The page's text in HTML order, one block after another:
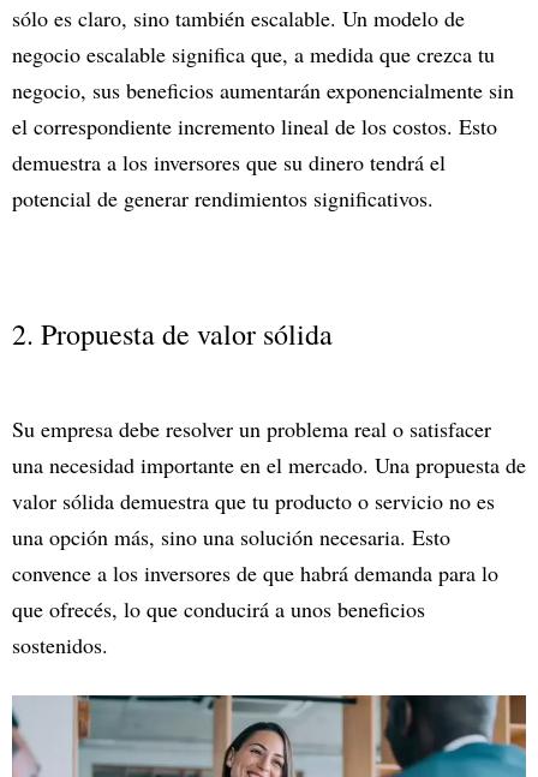
sólo es claro, sino también escalable. Un modelo de
negocio escalable significa que, a medida que crezca tu
negocio, sus beneficios aumentarán exponencialmente sin
el correspondiente incremento lineal de los costos. Esto
demuestra a los inversores que su dinero tendrá el
potencial de generar rendimientos significativos.
2. Propuesta de valor sólida
Su empresa debe resolver un problema real o satisfacer
una necesidad importante en el mercado. Una propuesta de
valor sólida demuestra que tu producto o servicio no es
una opción más, sino una solución necesaria. Esto
convence a los inversores de que habrá demanda para lo
que ofrecés, lo que conducirá a unos beneficios
sostenidos.